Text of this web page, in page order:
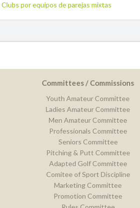
por equipos de parejas mixtas
Committees / Commissions
Youth Amateur Committee
Ladies Amateur Committee
Men Amateur Committee
Professionals Committee
Seniors Committee
Pitching & Putt Committee
Adapted Golf Committee
Comitee of Sport Discipline
Marketing Committee
Promotion Committee